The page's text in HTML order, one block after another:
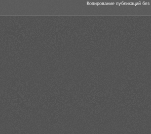
Копирование публикаций